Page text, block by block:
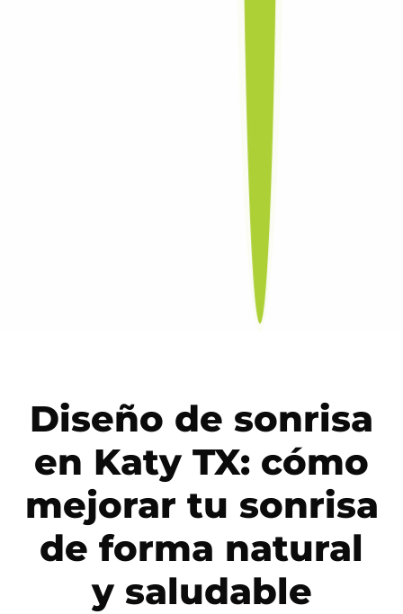
Diseño de sonrisa
en Katy TX: cómo
mejorar tu sonrisa
de forma natural
y saludable